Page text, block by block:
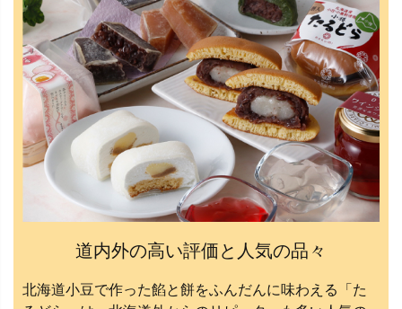
道内外の高い評価と人気の品々
北海道小豆で作った餡と餅をふんだんに味わえる「た